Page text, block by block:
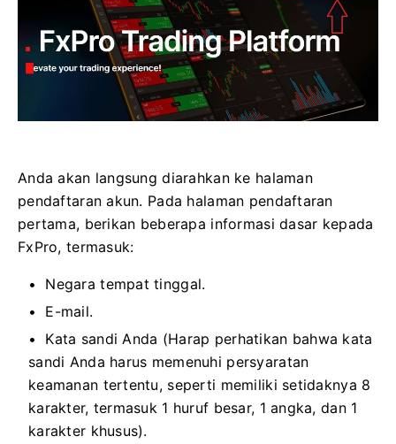
Anda akan langsung diarahkan ke halaman
pendaftaran akun. Pada halaman pendaftaran
pertama, berikan beberapa informasi dasar kepada
FxPro, termasuk:
Negara tempat tinggal.
E-mail.
Kata sandi Anda (Harap perhatikan bahwa kata
sandi Anda harus memenuhi persyaratan
keamanan tertentu, seperti memiliki setidaknya 8
karakter, termasuk 1 huruf besar, 1 angka, dan 1
karakter khusus).